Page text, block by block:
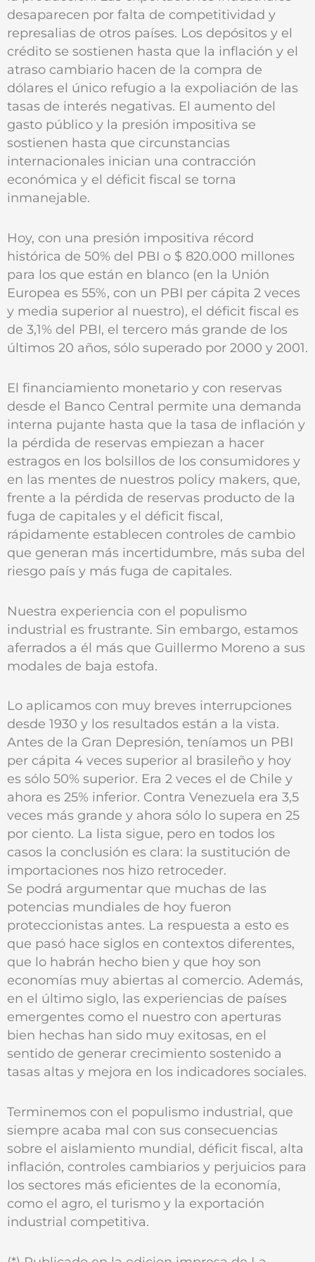
desaparecen por falta de competitividad y
represalias de otros países. Los depósitos y el
crédito se sostienen hasta que la inflación y el
atraso cambiario hacen de la compra de
dólares el único refugio a la expoliación de las
tasas de interés negativas. El aumento del
gasto público y la presión impositiva se
sostienen hasta que circunstancias
internacionales inician una contracción
económica y el déficit fiscal se torna
inmanejable.
Hoy, con una presión impositiva récord
histórica de 50% del PBI o $ 820.000 millones
para los que están en blanco (en la Unión
Europea es 55%, con un PBI per cápita 2 veces
y media superior al nuestro), el déficit fiscal es
de 3,1% del PBI, el tercero más grande de los
últimos 20 años, sólo superado por 2000 y 2001.
El financiamiento monetario y con reservas
desde el Banco Central permite una demanda
interna pujante hasta que la tasa de inflación y
la pérdida de reservas empiezan a hacer
estragos en los bolsillos de los consumidores y
en las mentes de nuestros policy makers, que,
frente a la pérdida de reservas producto de la
fuga de capitales y el déficit fiscal,
rápidamente establecen controles de cambio
que generan más incertidumbre, más suba del
riesgo país y más fuga de capitales.
Nuestra experiencia con el populismo
industrial es frustrante. Sin embargo, estamos
aferrados a él más que Guillermo Moreno a sus
modales de baja estofa.
Lo aplicamos con muy breves interrupciones
desde 1930 y los resultados están a la vista.
Antes de la Gran Depresión, teníamos un PBI
per cápita 4 veces superior al brasileño y hoy
es sólo 50% superior. Era 2 veces el de Chile y
ahora es 25% inferior. Contra Venezuela era 3,5
veces más grande y ahora sólo lo supera en 25
por ciento. La lista sigue, pero en todos los
casos la conclusión es clara: la sustitución de
importaciones nos hizo retroceder.
Se podrá argumentar que muchas de las
potencias mundiales de hoy fueron
proteccionistas antes. La respuesta a esto es
que pasó hace siglos en contextos diferentes,
que lo habrán hecho bien y que hoy son
economías muy abiertas al comercio. Además,
en el último siglo, las experiencias de países
emergentes como el nuestro con aperturas
bien hechas han sido muy exitosas, en el
sentido de generar crecimiento sostenido a
tasas altas y mejora en los indicadores sociales.
Terminemos con el populismo industrial, que
siempre acaba mal con sus consecuencias
sobre el aislamiento mundial, déficit fiscal, alta
inflación, controles cambiarios y perjuicios para
los sectores más eficientes de la economía,
como el agro, el turismo y la exportación
industrial competitiva.